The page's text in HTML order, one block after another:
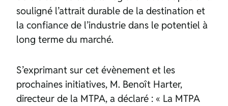
souligné l’attrait durable de la destination et
la confiance de l’industrie dans le potentiel à
long terme du marché.
S’exprimant sur cet évènement et les
prochaines initiatives, M. Benoît Harter,
directeur de la MTPA, a déclaré : « La MTPA